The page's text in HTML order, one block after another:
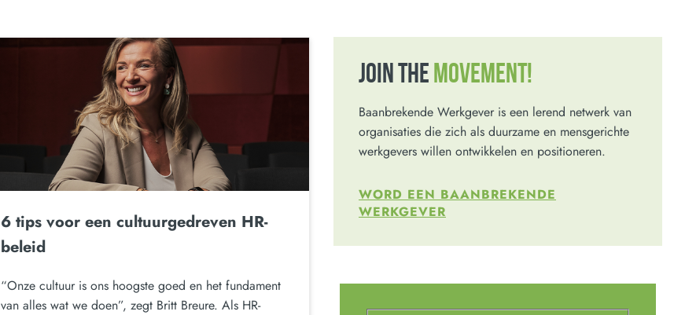
6 tips voor een cultuurgedreven HR-
beleid
“Onze cultuur is ons hoogste goed en het fundament
van alles wat we doen”, zegt Britt Breure. Als HR-
JOIN THE MOVEMENT!
Baanbrekende Werkgever is een lerend netwerk van
organisaties die zich als duurzame en mensgerichte
werkgevers willen ontwikkelen en positioneren.
WORD EEN BAANBREKENDE
WERKGEVER